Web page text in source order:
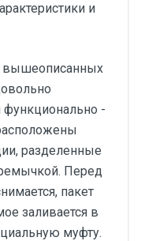
и
вышеописанных
-
разделенные
Перед
пакет
заливается в
муфту.